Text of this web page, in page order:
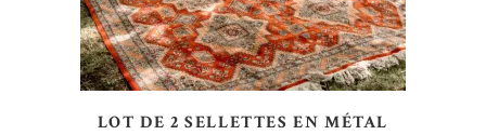
LOT DE 2 SELLETTES EN MÉTAL